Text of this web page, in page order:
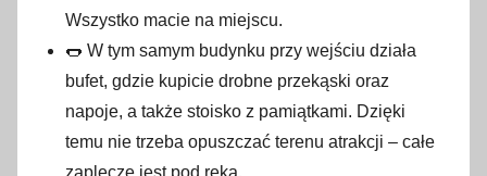
Wszystko macie na miejscu.
🌭 W tym samym budynku przy wejściu działa
bufet, gdzie kupicie drobne przekąski oraz
napoje, a także stoisko z pamiątkami. Dzięki
temu nie trzeba opuszczać terenu atrakcji – całe
zaplecze jest pod ręką.